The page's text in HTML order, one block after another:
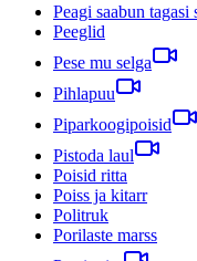
Peagi saabun tagasi
Peeglid
Pese mu selga
Pihlapuu
Piparkoogipoisid
Pistoda laul
Poisid ritta
Poiss ja kitarr
Politruk
Porilaste marss